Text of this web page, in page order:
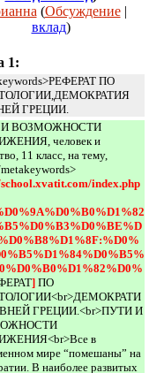
(Обсуждение|
вклад)
1:
ПО
ГРЕЦИИ.
И ВОЗМОЖНОСТИ
человек и
11 класс, на тему,
index.php
] ПО
ГРЕЦИИ.<br>ПУТИ И
в
мире “помешаны” на
В наиболее развитых